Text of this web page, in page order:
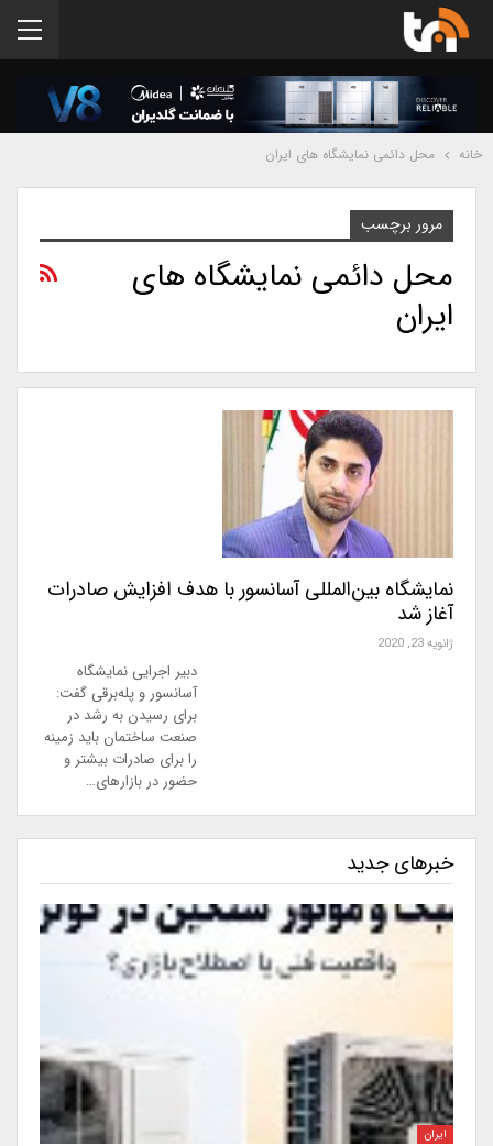
خانه محل دائمی نمایشگاه های ایران
مرور برچسب
محل دائمی نمایشگاه های
ایران
نمایشگاه بین‌المللی آسانسور با هدف افزایش صادرات
آغاز شد
ژانویه 23, 2020
دبیر اجرایی نمایشگاه
آسانسور و پله‌برقی گفت:
برای رسیدن به رشد در
صنعت ساختمان باید زمینه
را برای صادرات بیشتر و
حضور در بازارهای…
خبرهای جدید
ایران